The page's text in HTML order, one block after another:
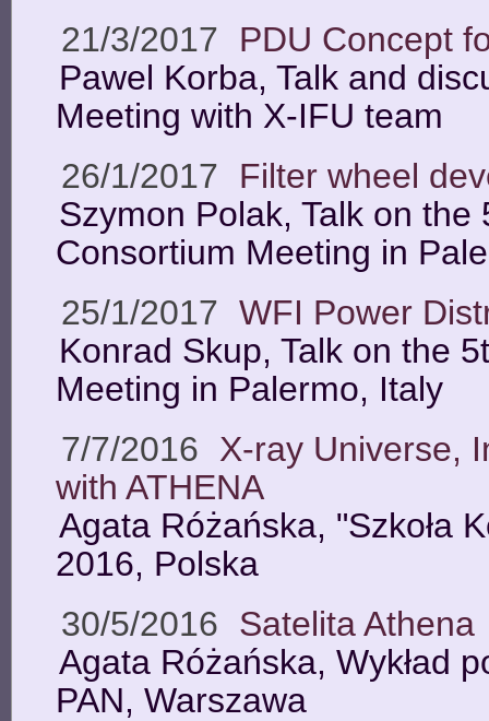
21/3/2017
PDU Concept
Pawel Korba, Talk and
Meeting with X-IFU team
26/1/2017
Filter wheel
Szymon Polak, Talk on the
Consortium Meeting in
25/1/2017 WFI Power
Konrad Skup, Talk on the
Meeting in Palermo, Italy
7/7/2016 X-ray Universe,
with ATHENA
Agata Różańska, "Szkoła
2016, Polska
30/5/2016 Satelita Athena
Agata Różańska, Wykład
PAN, Warszawa